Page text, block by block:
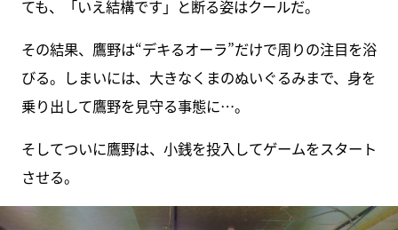
ても、「いえ結構です」と断る姿はクールだ。
その結果、鷹野は“デキるオーラ”だけで周りの注目を浴
びる。しまいには、大きなくまのぬいぐるみまで、身を
乗り出して鷹野を見守る事態に…。
そしてついに鷹野は、小銭を投入してゲームをスタート
させる。